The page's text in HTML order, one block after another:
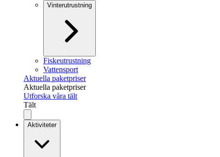
Vinterutrustning
Fiskeutrustning
Vattensport
Aktuella paketpriser
Aktuella paketpriser
Utforska våra tält
Tält
Aktiviteter